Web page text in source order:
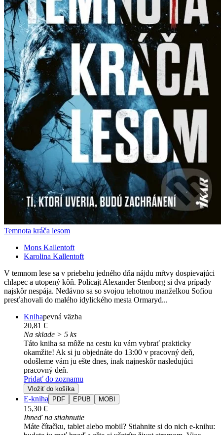
Temnota kráča lesom
Mons Kallentoft
Karolina Kallentoft
V temnom lese sa v priebehu jedného dňa nájdu mŕtvy dospievajúci
chlapec a utopený kôň. Policajt Alexander Stenborg si dva prípady
najskôr nespája. Nedávno sa so svojou tehotnou manželkou Sofiou
presťahovali do malého idylického mesta Ormaryd...
Knihapevná väzba
20,81 €
Na sklade > 5 ks
Táto kniha sa môže na cestu ku vám vybrať prakticky
okamžite! Ak si ju objednáte do 13:00 v pracovný deň,
odošleme vám ju ešte dnes, inak najneskôr nasledujúci
pracovný deň.
Pridať do zoznamu
Vložiť do košíka
E-kniha PDF EPUB MOBI
15,30 €
Ihneď na stiahnutie
Máte čítačku, tablet alebo mobil? Stiahnite si do nich e-knihu: